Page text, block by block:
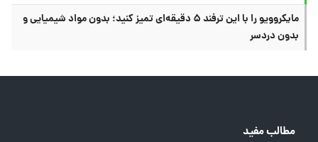
مایکروویو را با این ترفند ۵ دقیقه‌ای تمیز کنید؛ بدون مواد شیمیایی و
بدون دردسر
مطالب مفید